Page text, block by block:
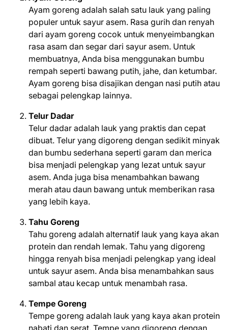
Ayam goreng adalah salah satu lauk yang paling
populer untuk sayur asem. Rasa gurih dan renyah
dari ayam goreng cocok untuk menyeimbangkan
rasa asam dan segar dari sayur asem. Untuk
membuatnya, Anda bisa menggunakan bumbu
rempah seperti bawang putih, jahe, dan ketumbar.
Ayam goreng bisa disajikan dengan nasi putih atau
sebagai pelengkap lainnya.
Telur Dadar
Telur dadar adalah lauk yang praktis dan cepat
dibuat. Telur yang digoreng dengan sedikit minyak
dan bumbu sederhana seperti garam dan merica
bisa menjadi pelengkap yang lezat untuk sayur
asem. Anda juga bisa menambahkan bawang
merah atau daun bawang untuk memberikan rasa
yang lebih kaya.
Tahu Goreng
Tahu goreng adalah alternatif lauk yang kaya akan
protein dan rendah lemak. Tahu yang digoreng
hingga renyah bisa menjadi pelengkap yang ideal
untuk sayur asem. Anda bisa menambahkan saus
sambal atau kecap untuk menambah rasa.
Tempe Goreng
Tempe goreng adalah lauk yang kaya akan protein
nabati dan serat. Tempe yang digoreng dengan